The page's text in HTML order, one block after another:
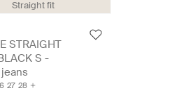
Straight fit
STRAIGHT
S -
27 28